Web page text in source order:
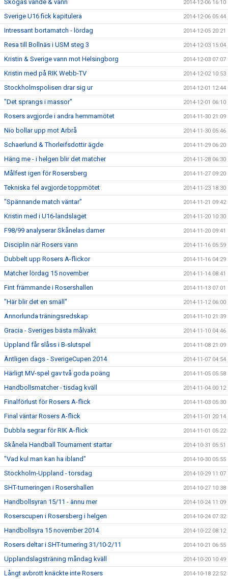
Skogås vände & vann 2014-12-06 16:10
Sverige U16 fick kapitulera 2014-12-06 05:44
Intressant bortamatch - lördag 2014-12-05 20:21
Resa till Bollnäs i USM steg 3 2014-12-03 15:04
Kristin & Sverige vann mot Helsingborg 2014-12-03 07:07
Kristin med på RIK Webb-TV 2014-12-02 10:53
Stockholmspolisen drar sig ur 2014-12-01 12:44
"Det sprangs i massor" 2014-12-01 06:10
Rosers avgjorde i andra hemmamötet 2014-11-30 21:09
Nio bollar upp mot Arbrå 2014-11-30 05:46
Schaerlund & Thorleifsdottir ägde 2014-11-29 06:20
Häng me - i helgen blir det matcher 2014-11-28 06:30
Målfest igen för Rosersberg 2014-11-27 09:20
Tekniska fel avgjorde toppmötet 2014-11-23 18:30
"Spännande match väntar" 2014-11-21 09:42
Kristin med i U16-landslaget 2014-11-20 10:30
F98/99 analyserar Skånelas damer 2014-11-20 09:41
Disciplin när Rosers vann 2014-11-16 05:59
Dubbelt upp Rosers A-flickor 2014-11-16 04:29
Matcher lördag 15 november 2014-11-14 08:41
Fint främmande i Rosershallen 2014-11-13 07:01
"Här blir det en smäll" 2014-11-12 06:00
Annorlunda träningsredskap 2014-11-10 21:39
Gracia - Sveriges bästa målvakt 2014-11-10 04:46
Uppland får slåss i B-slutspel 2014-11-08 21:09
Äntligen dags - SverigeCupen 2014 2014-11-07 04:54
Härligt MV-spel gav två goda poäng 2014-11-05 05:58
Handbollsmatcher - tisdag kväll 2014-11-04 00:12
Finalförlust för Rosers A-flick 2014-11-03 05:30
Final väntar Rosers A-flick 2014-11-01 20:14
Dubbla segrar för RIK A-flick 2014-11-01 05:22
Skånela Handball Tournament startar 2014-10-31 05:51
"Vad kul man kan ha ibland" 2014-10-30 05:55
Stockholm-Uppland - torsdag 2014-10-29 11:07
SHT-turneringen i Rosershallen 2014-10-27 10:38
Handbollsyran 15/11 - ännu mer 2014-10-24 11:09
Roserscupen i Rosersberg i helgen 2014-10-24 07:32
Handbollsyra 15 november 2014 2014-10-22 08:12
Rosers deltar i SHT-turnering 31/10-2/11 2014-10-21 06:55
Upplandslagsträning måndag kväll 2014-10-20 10:49
Långt avbrott knäckte inte Rosers 2014-10-18 22:52